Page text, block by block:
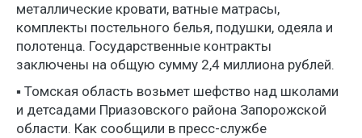
металлические кровати, ватные матрасы,
комплекты постельного белья, подушки, одеяла и
полотенца. Государственные контракты
заключены на общую сумму 2,4 миллиона рублей.
▪️ Томская область возьмет шефство над школами
и детсадами Приазовского района Запорожской
области. Как сообщили в пресс-службе